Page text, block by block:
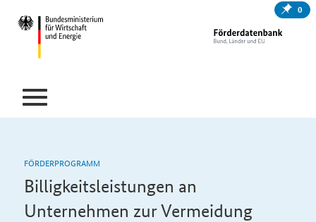
0
FÖRDERPROGRAMM
Billigkeitsleistungen an
Unternehmen zur Vermeidung